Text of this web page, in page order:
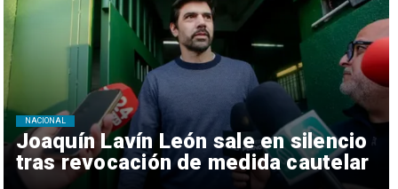
Joaquín Lavín León sale en silencio
tras revocación de medida cautelar
NACIONAL